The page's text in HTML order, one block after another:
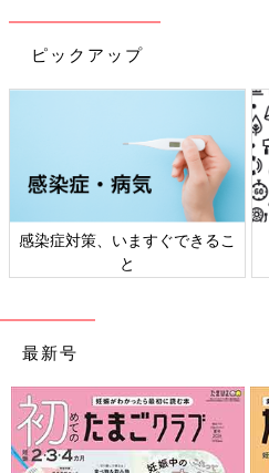
ピックアップ
感染症対策、いますぐできるこ
と
最新号